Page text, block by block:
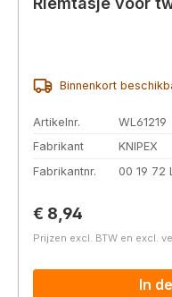
Binnenkort
Artikelnr.
WL61219
Fabrikant
KNIPEX
Fabrikantnr.
00 19 72
Normale prijs:
€ 8,94
Prijzen excl. BTW en excl.
In